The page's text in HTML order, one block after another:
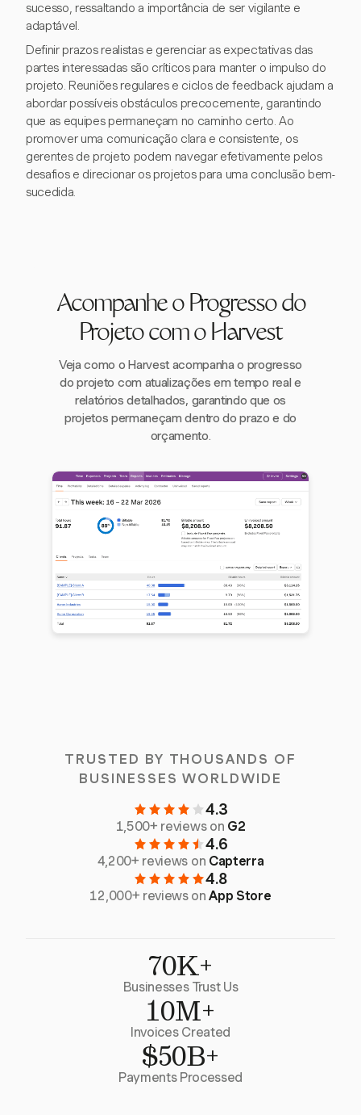
sucesso, ressaltando a importância de ser vigilante e
adaptável.
Definir prazos realistas e gerenciar as expectativas das
partes interessadas são críticos para manter o impulso do
projeto. Reuniões regulares e ciclos de feedback ajudam a
abordar possíveis obstáculos precocemente, garantindo
que as equipes permaneçam no caminho certo. Ao
promover uma comunicação clara e consistente, os
gerentes de projeto podem navegar efetivamente pelos
desafios e direcionar os projetos para uma conclusão bem-
sucedida.
Acompanhe o Progresso do
Projeto com o Harvest
Veja como o Harvest acompanha o progresso
do projeto com atualizações em tempo real e
relatórios detalhados, garantindo que os
projetos permaneçam dentro do prazo e do
orçamento.
TRUSTED BY THOUSANDS OF
BUSINESSES WORLDWIDE
4.3
1,500+ reviews on G2
4.6
4,200+ reviews on Capterra
4.8
12,000+ reviews onApp Store
70K+
Businesses Trust Us
10M+
Invoices Created
$50B+
Payments Processed